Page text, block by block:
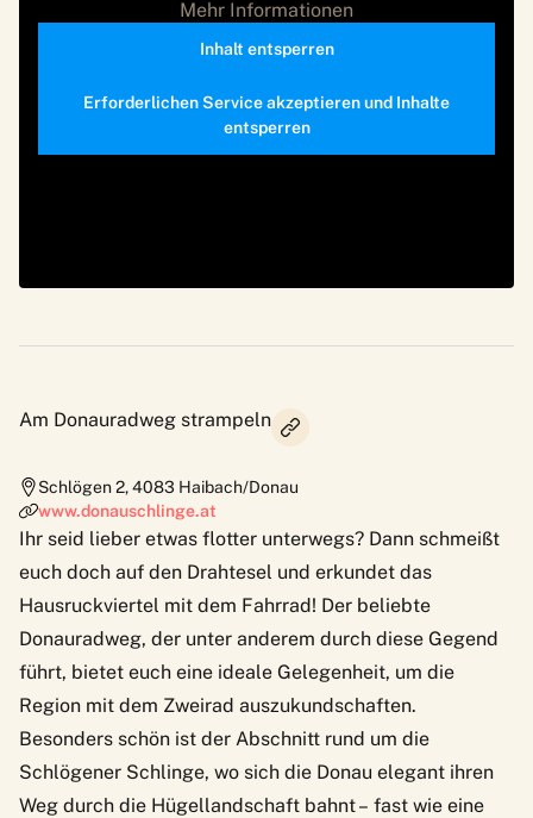
Mehr Informationen
Inhalt entsperren
Erforderlichen Service akzeptieren und Inhalte
entsperren
Am Donauradweg strampeln
Schlögen 2,4083 Haibach/Donau
www.donauschlinge.at
Ihr seid lieber etwas flotter unterwegs? Dann schmeißt
euch doch auf den Drahtesel und erkundet das
Hausruckviertel mit dem Fahrrad! Der beliebte
Donauradweg, der unter anderem durch diese Gegend
führt, bietet euch eine ideale Gelegenheit, um die
Region mit dem Zweirad auszukundschaften.
Besonders schön ist der Abschnitt rund um die
Schlögener Schlinge, wo sich die Donau elegant ihren
Weg durch die Hügellandschaft bahnt – fast wie eine